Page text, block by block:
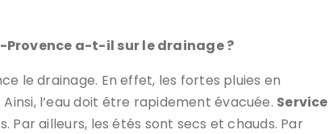
a-t-il sur le drainage ?
le drainage. En effet, les fortes pluies en
l’eau doit être rapidement évacuée. Service
Par ailleurs, les étés sont secs et chauds. Par